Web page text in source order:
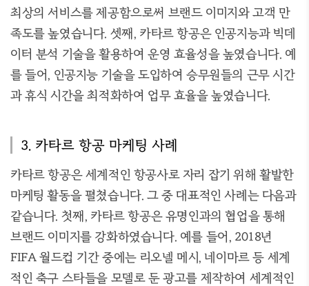
최상의 서비스를 제공함으로써 브랜드 이미지와 고객 만
족도를 높였습니다. 셋째, 카타르 항공은 인공지능과 빅데
이터 분석 기술을 활용하여 운영 효율성을 높였습니다. 예
를 들어, 인공지능 기술을 도입하여 승무원들의 근무 시간
과 휴식 시간을 최적화하여 업무 효율을 높였습니다.
3. 카타르 항공 마케팅 사례
카타르 항공은 세계적인 항공사로 자리 잡기 위해 활발한
마케팅 활동을 펼쳤습니다. 그 중 대표적인 사례는 다음과
같습니다. 첫째, 카타르 항공은 유명인과의 협업을 통해
브랜드 이미지를 강화하였습니다. 예를 들어, 2018년
FIFA 월드컵 기간 중에는 리오넬 메시, 네이마르 등 세계
적인 축구 스타들을 모델로 둔 광고를 제작하여 세계적인